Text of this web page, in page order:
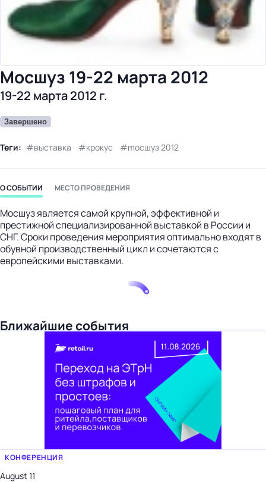
материалы
видео
события
Mocшуз 19-22 марта 2012
19-22 марта 2012 г.
Завершено
Теги: выставка крокус mocшуз 2012
О СОБЫТИИ МЕСТО ПРОВЕДЕНИЯ
Мосшуз является самой крупной, эффективной и
престижной специализированной выставкой в России и
СНГ. Сроки проведения мероприятия оптимально входят в
обувной производственный цикл и сочетаются с
европейскими выставками.
Ближайшие события
КОНФЕРЕНЦИЯ
August 11